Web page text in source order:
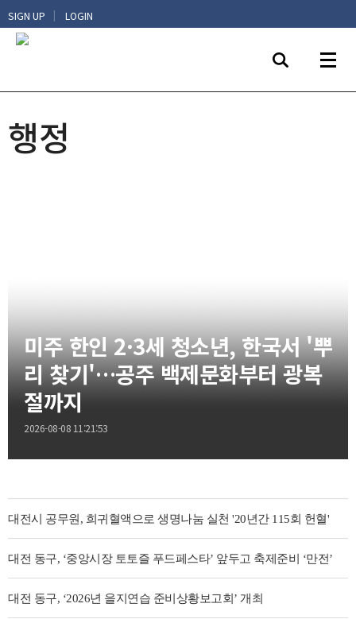
SIGN UP | LOGIN
행정
미주 한인 2·3세 청소년, 한국서 '뿌
리 찾기'…공주 백제문화부터 광복
절까지
2026-08-08 11:21:53
대전시 공무원, 희귀혈액으로 생명나눔 실천 '20년간 115회 헌혈'
대전 동구, ‘중앙시장 토토즐 푸드페스타’ 앞두고 축제준비 ‘만전’
대전 동구, ‘2026년 을지연습 준비상황보고회’ 개최